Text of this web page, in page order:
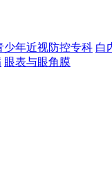
少年近视防控专科 白
眼表与眼角膜